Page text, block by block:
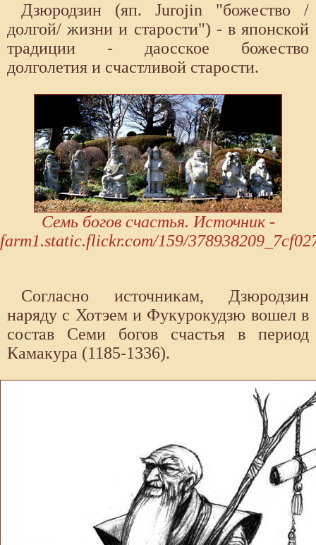
Дзюродзин (яп. Jurojin "божество /
долгой/ жизни и старости") - в японской
традиции - даосское божество
долголетия и счастливой старости.
Семь богов счастья. Источник -
farm1.static.flickr.com/159/
Согласно источникам, Дзюродзин
наряду с Хотэем и Фукурокудзю вошел в
состав Семи богов счастья в период
Камакура (1185-1336).